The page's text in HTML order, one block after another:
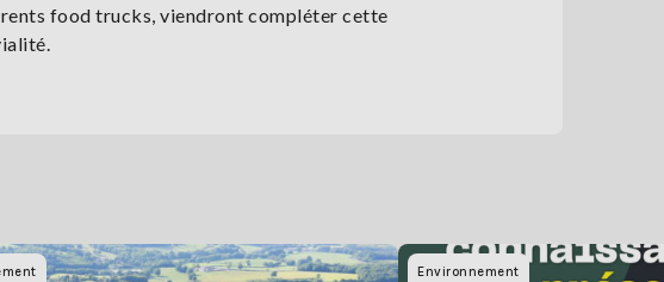
food trucks, viendront compléter cette
Environnement